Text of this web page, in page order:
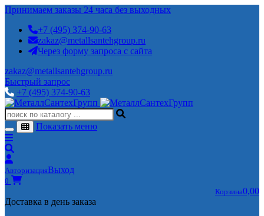
Принимаем заказы 24 часа без выходных
+7 (495) 374-90-63
zakaz@metallsantehgroup.ru
Через форму запроса с сайта
zakaz@metallsantehgroup.ru
Быстрый запрос
+7 (495) 374-90-63
Показать меню
АвторизацияВыход
0
Корзина0,00
Доставка в день заказа